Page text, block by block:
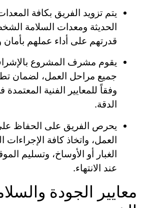
يتم تزويد الفريق بكافة
الحديثة ومعدات السلامة
قدرتهم على أداء عملهم بأمان
يقوم مشرف المشروع
جميع مراحل العمل، لضمان
وفقاً للمعايير الفنية
الدقة.
يحرص الفريق على الحفاظ
العمل، واتخاذ كافة الإجراءات
الغبار أو الأوساخ، وتسليم
عند الانتهاء.
معايير الجودة